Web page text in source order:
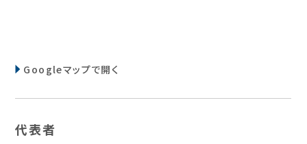
Googleマップで開く
代表者